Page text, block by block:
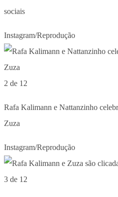
sociais
Instagram/Reprodução
2 de 12
Rafa Kalimann e Nattanzinho
Zuza
Instagram/Reprodução
3 de 12